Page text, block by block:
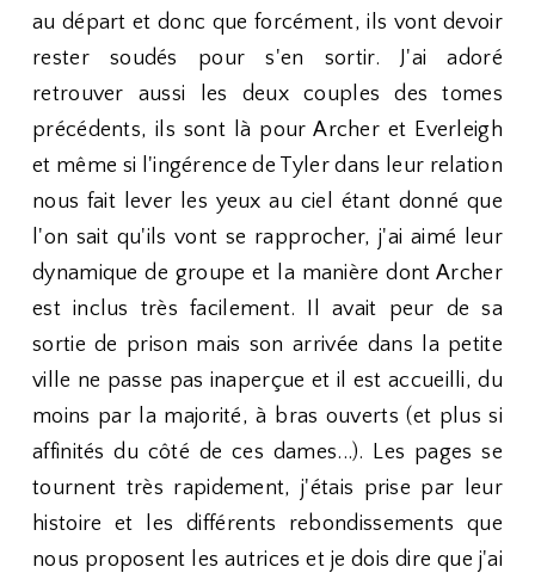
au départ et donc que forcément, ils vont devoir
rester soudés pour s'en sortir. J'ai adoré
retrouver aussi les deux couples des tomes
précédents, ils sont là pour Archer et Everleigh
et même si l'ingérence de Tyler dans leur relation
nous fait lever les yeux au ciel étant donné que
l'on sait qu'ils vont se rapprocher, j'ai aimé leur
dynamique de groupe et la manière dont Archer
est inclus très facilement. Il avait peur de sa
sortie de prison mais son arrivée dans la petite
ville ne passe pas inaperçue et il est accueilli, du
moins par la majorité, à bras ouverts (et plus si
affinités du côté de ces dames...). Les pages se
tournent très rapidement, j'étais prise par leur
histoire et les différents rebondissements que
nous proposent les autrices et je dois dire que j'ai